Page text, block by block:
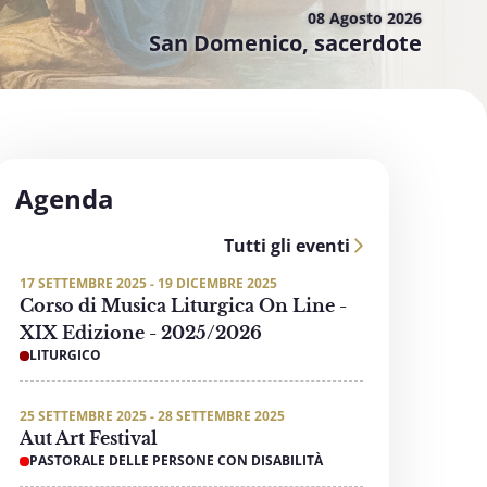
08 Agosto 2026
San Domenico, sacerdote
Agenda
Tutti gli eventi
17 SETTEMBRE 2025 - 19 DICEMBRE 2025
Corso di Musica Liturgica On Line -
XIX Edizione - 2025/2026
LITURGICO
25 SETTEMBRE 2025 - 28 SETTEMBRE 2025
Aut Art Festival
PASTORALE DELLE PERSONE CON DISABILITÀ